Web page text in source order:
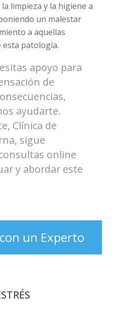
limpieza y la higiene a
un malestar
a aquellas
patología.
apoyo para
de
ayudarte.
Clínica de
sigue
online
y abordar este
un Experto